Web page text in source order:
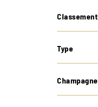
Classement
Type
Champagne